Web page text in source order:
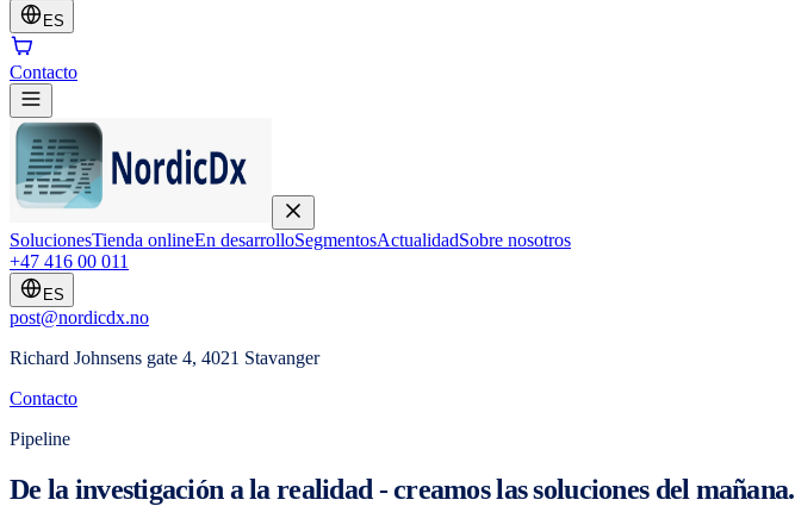
ES
Contacto
SolucionesTienda onlineEn desarrolloSegmentosActualidadSobre nosotros
+47 416 00 011
ES
post@nordicdx.no
Richard Johnsens gate 4, 4021 Stavanger
Contacto
Pipeline
De la investigación a la realidad - creamos las soluciones del mañana.